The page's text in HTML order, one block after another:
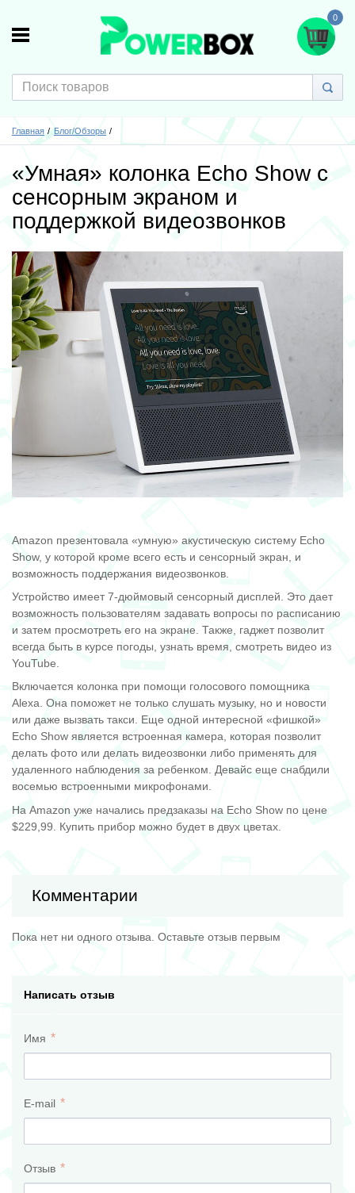
0
Главная Блог/Обзоры
«Умная» колонка Echo Show с
сенсорным экраном и
поддержкой видеозвонков
Amazon презентовала «умную» акустическую систему Echo
Show, у которой кроме всего есть и сенсорный экран, и
возможность поддержания видеозвонков.
Устройство имеет 7-дюймовый сенсорный дисплей. Это дает
возможность пользователям задавать вопросы по расписанию
и затем просмотреть его на экране. Также, гаджет позволит
всегда быть в курсе погоды, узнать время, смотреть видео из
YouTube.
Включается колонка при помощи голосового помощника
Alexa. Она поможет не только слушать музыку, но и новости
или даже вызвать такси. Еще одной интересной «фишкой»
Echo Show является встроенная камера, которая позволит
делать фото или делать видеозвонки либо применять для
удаленного наблюдения за ребенком. Девайс еще снабдили
восемью встроенными микрофонами.
На Amazon уже начались предзаказы на Echo Show по цене
$229,99. Купить прибор можно будет в двух цветах.
Комментарии
Пока нет ни одного отзыва. Оставьте отзыв первым
Написать отзыв
Имя
E-mail
Отзыв